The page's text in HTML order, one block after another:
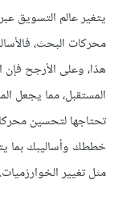
يتغير عالم التسويق
محركات البحث،
هذا، وعلى الأرجح
المستقبل، مما يجعل
تحتاجها لتحسين
خططك وأساليبك بما
مثل تغيير الخوارزميات.